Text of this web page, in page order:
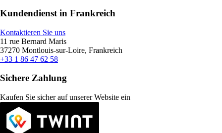
Kundendienst in Frankreich
Kontaktieren Sie uns
11 rue Bernard Maris
37270 Montlouis-sur-Loire, Frankreich
+33 1 86 47 62 58
Sichere Zahlung
Kaufen Sie sicher auf unserer Website ein